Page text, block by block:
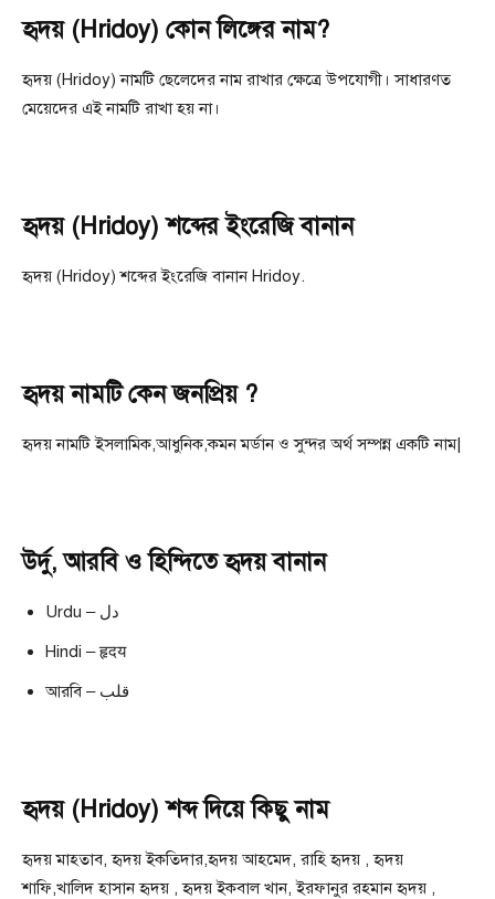
হৃদয় (Hridoy) কোন লিঙ্গের নাম?
হৃদয় (Hridoy) নামটি ছেলেদের নাম রাখার ক্ষেত্রে উপযোগী। সাধারণত
মেয়েদের এই নামটি রাখা হয় না।
হৃদয় (Hridoy) শব্দের ইংরেজি বানান
হৃদয় (Hridoy) শব্দের ইংরেজি বানান Hridoy.
হৃদয় নামটি কেন জনপ্রিয় ?
হৃদয় নামটি ইসলামিক,আধুনিক,কমন মর্ডান ও সুন্দর অর্থ সম্পন্ন একটি নাম|
উর্দু, আরবি ও হিন্দিতে হৃদয় বানান
Urdu – دل
Hindi – हृदय
আরবি – قلب
হৃদয় (Hridoy) শব্দ দিয়ে কিছু নাম
হৃদয় মাহতাব, হৃদয় ইকতিদার,হৃদয় আহমেদ, রাহি হৃদয় , হৃদয়
শাফি,খালিদ হাসান হৃদয় , হৃদয় ইকবাল খান, ইরফানুর রহমান হৃদয় ,